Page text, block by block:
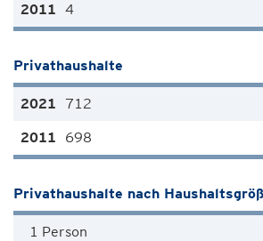
4
Privathaushalte
712
698
Privathaushalte nach
1 Person